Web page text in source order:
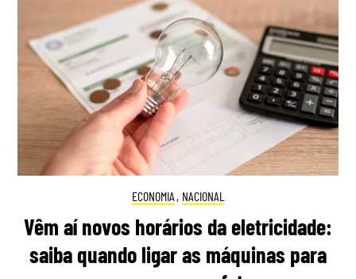
ECONOMIA , NACIONAL
Vêm aí novos horários da eletricidade:
saiba quando ligar as máquinas para